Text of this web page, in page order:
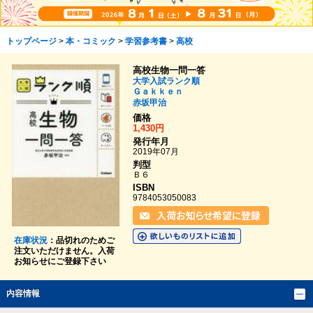
トップページ> 本・コミック > 学習参考書> 高校
在庫状況：品切れのためご
注文いただけません。入荷
お知らせにご登録下さい
高校生物一問一答
大学入試ランク順
Ｇａｋｋｅｎ
赤坂甲治
価格
1,430円
発行年月
2019年07月
判型
Ｂ６
ISBN
9784053050083
内容情報